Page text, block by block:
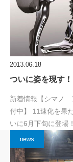
2013.06.18
ついに姿を現す
新着情報【シマ
付中】 11速化を果
いに6月下旬に登場
news